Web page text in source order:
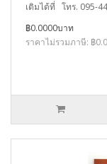
เติมได้ที่ โทร.
฿0.0000บาท
ราคาไม่รวมภาษี: ฿